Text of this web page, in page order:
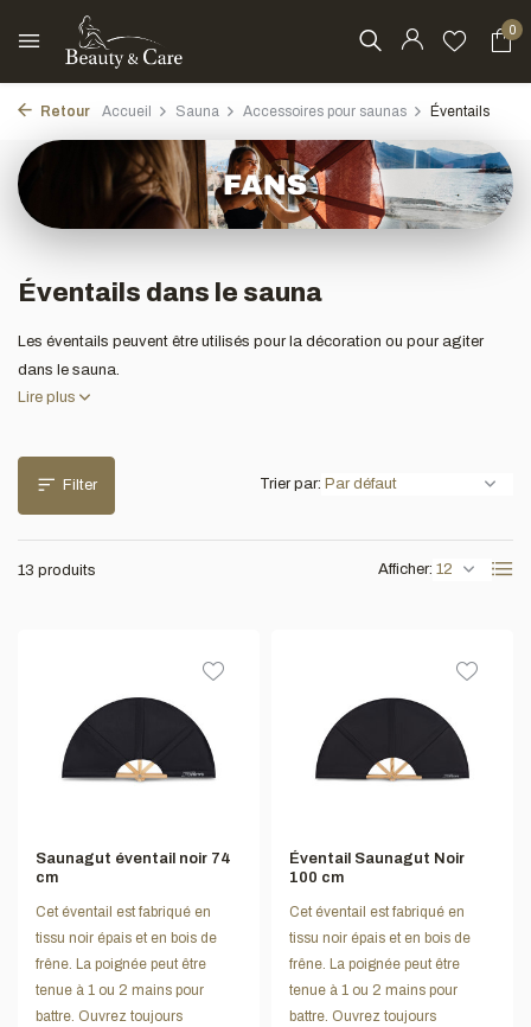
0
Retour Accueil Sauna Accessoires pour saunas Éventails
Éventails dans le sauna
Les éventails peuvent être utilisés pour la décoration ou pour agiter
dans le sauna.
Lire plus
Filter
13 produits Afficher:
Trier par:
Saunagut éventail noir 74
cm
Cet éventail est fabriqué en
tissu noir épais et en bois de
frêne. La poignée peut être
tenue à 1 ou 2 mains pour
battre. Ouvrez toujours
Éventail Saunagut Noir
100 cm
Cet éventail est fabriqué en
tissu noir épais et en bois de
frêne. La poignée peut être
tenue à 1 ou 2 mains pour
battre. Ouvrez toujours